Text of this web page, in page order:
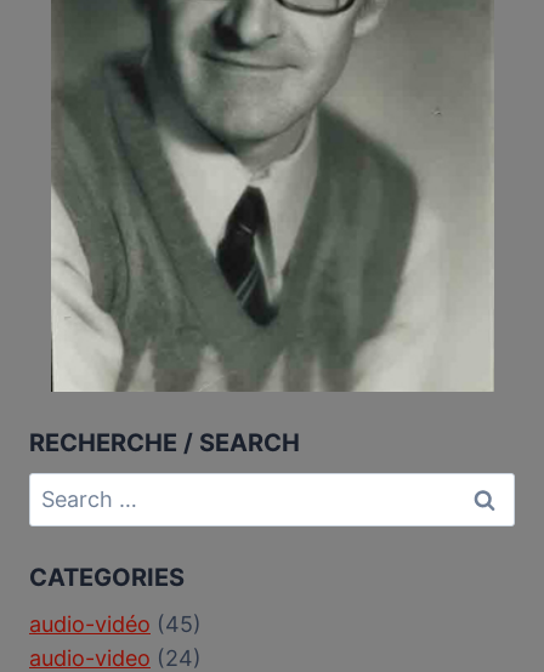
RECHERCHE / SEARCH
Search
for:
CATEGORIES
audio-vidéo (45)
audio-video (24)